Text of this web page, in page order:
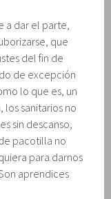
a dar el parte,
que
del fin de
de excepción
lo que es, un
los sanitarios no
sin descanso,
pacotilla no
para darnos
aprendices